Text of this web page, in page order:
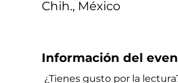
Chih., México
Información del
¿Tienes gusto por la